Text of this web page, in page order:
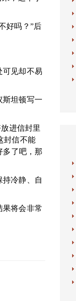
好吗？”后
见却不易
坦顿写一
进信封里
封信不能
多了吧，那
冷静、自
将会非常